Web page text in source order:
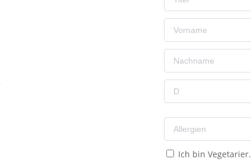
Ich bin Vegetarier.